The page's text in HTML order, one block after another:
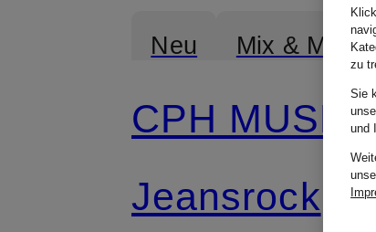
Neu Mix & Match
CPH MUSE
Jeansrock
zu
Sie
und